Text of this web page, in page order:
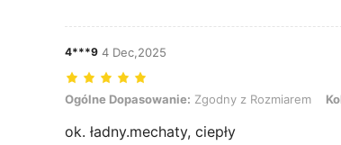
4***9 4 Dec,2025
Ogólne Dopasowanie: Zgodny z Rozmiarem, Kolor:
Ogólne Dopasowanie: Zgodny z Rozmiarem
ok. ładny.mechaty, ciepły